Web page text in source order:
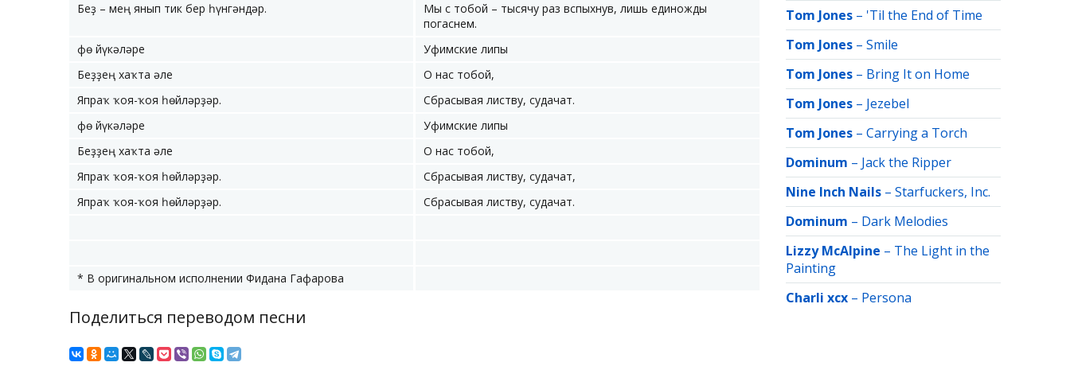
Беҙ – мең янып тик бер һүнгәндәр.
Мы с тобой – тысячу раз вспыхнув, лишь единожды
погаснем.
Өфө йүкәләре
Уфимские липы
Беҙҙең хаҡта әле
О нас тобой,
Япраҡ ҡоя-ҡоя һөйләрҙәр.
Сбрасывая листву, судачат.
Өфө йүкәләре
Уфимские липы
Беҙҙең хаҡта әле
О нас тобой,
Япраҡ ҡоя-ҡоя һөйләрҙәр.
Сбрасывая листву, судачат,
Япраҡ ҡоя-ҡоя һөйләрҙәр.
Сбрасывая листву, судачат.
* В оригинальном исполнении Фидана Гафарова
Поделиться переводом песни
Tom Jones – 'Til the End of Time
Tom Jones – Smile
Tom Jones – Bring It on Home
Tom Jones – Jezebel
Tom Jones – Carrying a Torch
Dominum – Jack the Ripper
Nine Inch Nails – Starfuckers, Inc.
Dominum – Dark Melodies
Lizzy McAlpine – The Light in the
Painting
Charli xcx – Persona